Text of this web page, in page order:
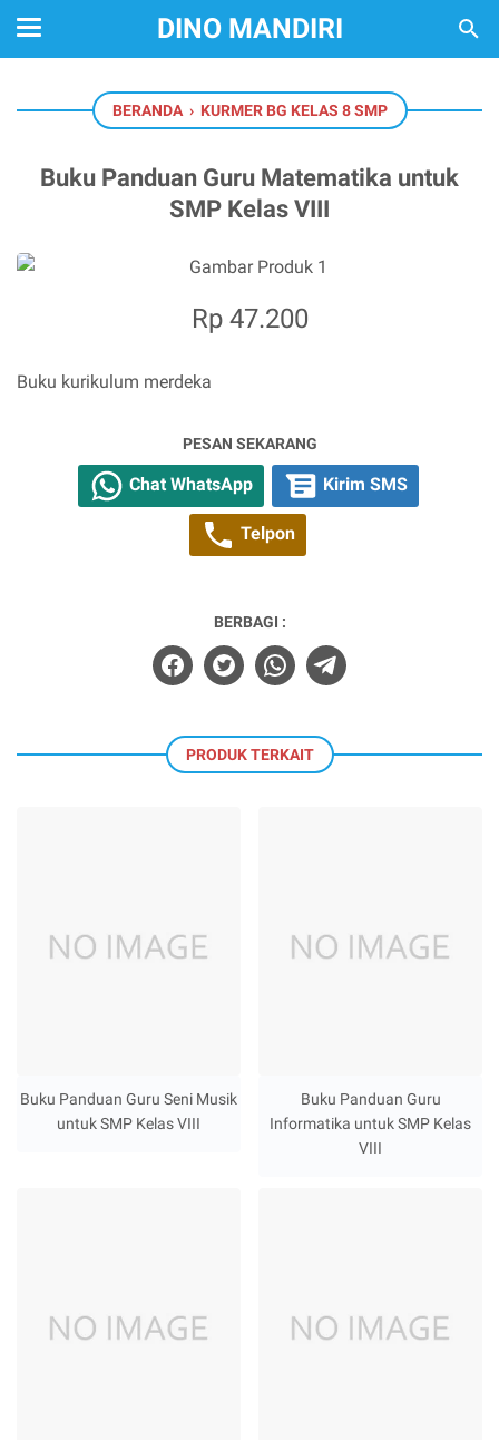
DINO MANDIRI
BERANDA › KURMER BG KELAS 8 SMP
Buku Panduan Guru Matematika untuk
SMP Kelas VIII
Rp 47.200
Buku kurikulum merdeka
PESAN SEKARANG
Chat WhatsApp Kirim SMS
Telpon
BERBAGI :
PRODUK TERKAIT
Buku Panduan Guru Seni Musik
untuk SMP Kelas VIII
Buku Panduan Guru
Informatika untuk SMP Kelas
VIII